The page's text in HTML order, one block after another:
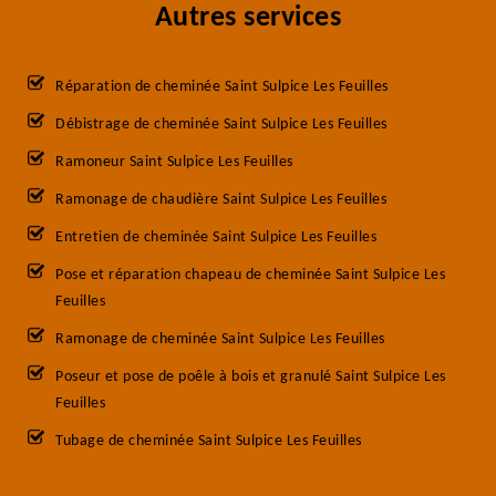
Autres services
Réparation de cheminée Saint Sulpice Les Feuilles
Débistrage de cheminée Saint Sulpice Les Feuilles
Ramoneur Saint Sulpice Les Feuilles
Ramonage de chaudière Saint Sulpice Les Feuilles
Entretien de cheminée Saint Sulpice Les Feuilles
Pose et réparation chapeau de cheminée Saint Sulpice Les
Feuilles
Ramonage de cheminée Saint Sulpice Les Feuilles
Poseur et pose de poêle à bois et granulé Saint Sulpice Les
Feuilles
Tubage de cheminée Saint Sulpice Les Feuilles